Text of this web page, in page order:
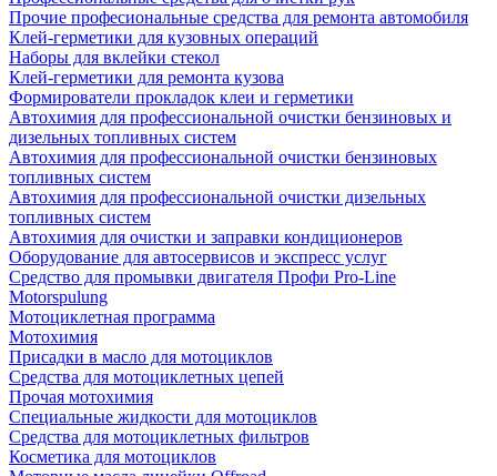
Прочие професиональные средства для ремонта автомобиля
Клей-герметики для кузовных операций
Наборы для вклейки стекол
Клей-герметики для ремонта кузова
Формирователи прокладок клеи и герметики
Автохимия для профессиональной очистки бензиновых и
дизельных топливных систем
Автохимия для профессиональной очистки бензиновых
топливных систем
Автохимия для профессиональной очистки дизельных
топливных систем
Автохимия для очистки и заправки кондиционеров
Оборудование для автосервисов и экспресс услуг
Средство для промывки двигателя Профи Pro-Line
Motorspulung
Мотоциклетная программа
Мотохимия
Присадки в масло для мотоциклов
Средства для мотоциклетных цепей
Прочая мотохимия
Специальные жидкости для мотоциклов
Средства для мотоциклетных фильтров
Косметика для мотоциклов